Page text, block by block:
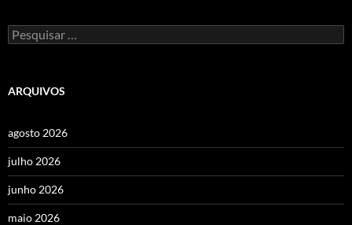
Pesquisar
por:
ARQUIVOS
agosto 2026
julho 2026
junho 2026
maio 2026